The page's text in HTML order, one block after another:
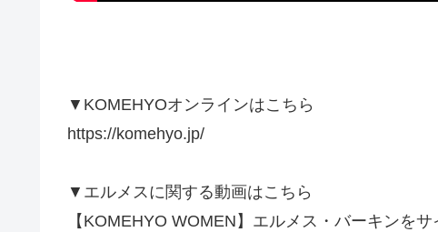
▼KOMEHYOオンラインはこちら
https://komehyo.jp/
▼エルメスに関する動画はこちら
【KOMEHYO WOMEN】エルメス・バーキンを